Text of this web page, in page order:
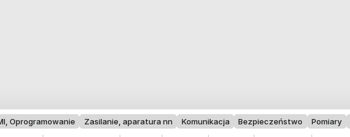
Oprogramowanie Zasilanie, aparatura nn Komunikacja Bezpieczeństwo Pomiary